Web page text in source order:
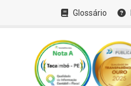
Glossário